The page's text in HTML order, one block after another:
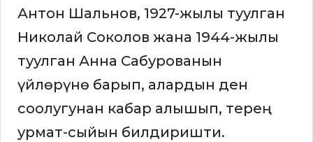
Антон Шальнов, 1927-жылы туулган
Николай Соколов жана 1944-жылы
туулган Анна Сабурованын
үйлөрүнө барып, алардын ден
соолугунан кабар алышып, терең
урмат-сыйын билдиришти.